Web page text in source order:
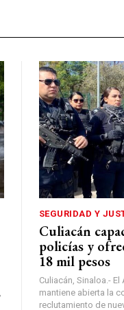
SEGURIDAD Y
Culiacán
policías y
18 mil pesos
Culiacán, Sinaloa.-
mantiene abierta la
reclutamiento de